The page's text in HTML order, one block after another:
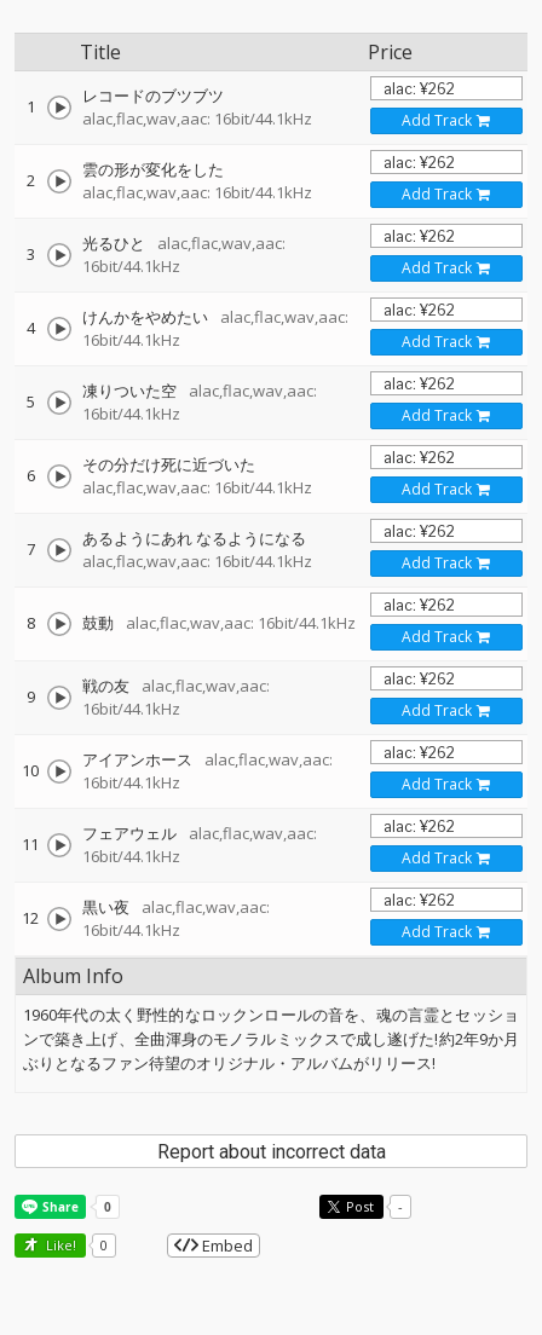
Title Price
1
レコードのブツブツ
alac,flac,wav,aac: 16bit/44.1kHz
Add Track
2
雲の形が変化をした
alac,flac,wav,aac: 16bit/44.1kHz
Add Track
3 光るひと
alac,flac,wav,aac:
16bit/44.1kHz
Add Track
4 けんかをやめたい
alac,flac,wav,aac:
16bit/44.1kHz
Add Track
5 凍りついた空
alac,flac,wav,aac:
16bit/44.1kHz
Add Track
6
その分だけ死に近づいた
alac,flac,wav,aac: 16bit/44.1kHz
Add Track
7
あるようにあれ なるようになる
alac,flac,wav,aac: 16bit/44.1kHz
Add Track
8 鼓動 alac,flac,wav,aac: 16bit/44.1kHz
Add Track
9 戦の友
alac,flac,wav,aac:
16bit/44.1kHz
Add Track
10 アイアンホース
alac,flac,wav,aac:
16bit/44.1kHz
Add Track
11 フェアウェル
alac,flac,wav,aac:
16bit/44.1kHz
Add Track
12 黒い夜
alac,flac,wav,aac:
16bit/44.1kHz
Add Track
Album Info
1960年代の太く野性的なロックンロールの音を、魂の言霊とセッショ
ンで築き上げ、全曲渾身のモノラルミックスで成し遂げた!約2年9か月
ぶりとなるファン待望のオリジナル・アルバムがリリース!
Report about incorrect data
Post -
Like! 0 Embed